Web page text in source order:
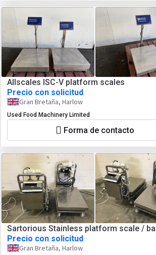
Allscales ISC-V platform scales
Precio con solicitud
Gran Bretaña, Harlow
Used Food Machinery Limited
Forma de contacto
Sartorious Stainless platform scale /
Precio con solicitud
Gran Bretaña, Harlow